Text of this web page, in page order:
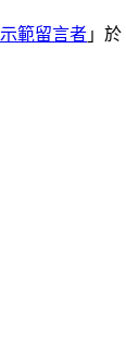
示範留言者 」於